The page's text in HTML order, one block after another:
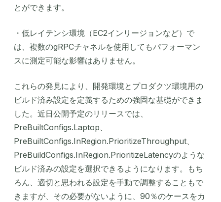
とができます。
・低レイテンシ環境（EC2インリージョンなど）で
は、複数のgRPCチャネルを使用してもパフォーマン
スに測定可能な影響はありません。
これらの発見により、開発環境とプロダクツ環境用の
ビルド済み設定を定義するための強固な基礎ができま
した。近日公開予定のリリースでは、
PreBuiltConfigs.Laptop、
PreBuiltConfigs.InRegion.PrioritizeThroughput、
PreBuildConfigs.InRegion.PrioritizeLatencyのような
ビルド済みの設定を選択できるようになります。もち
ろん、適切と思われる設定を手動で調整することもで
きますが、その必要がないように、90％のケースをカ